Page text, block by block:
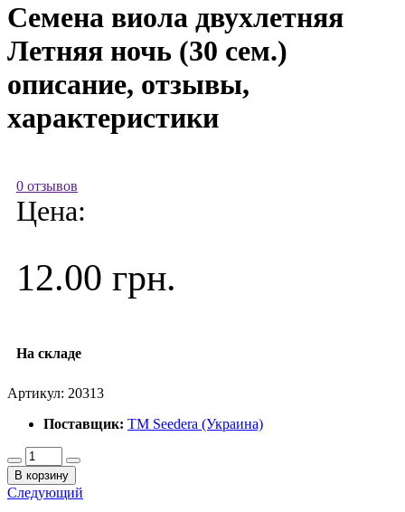
Семена виола двухлетняя
Летняя ночь (30 сем.)
описание, отзывы,
характеристики
0 отзывов
Цена:
12.00 грн.
На складе
Артикул: 20313
Поставщик: ТМ Seedera (Украина)
В корзину
Следующий